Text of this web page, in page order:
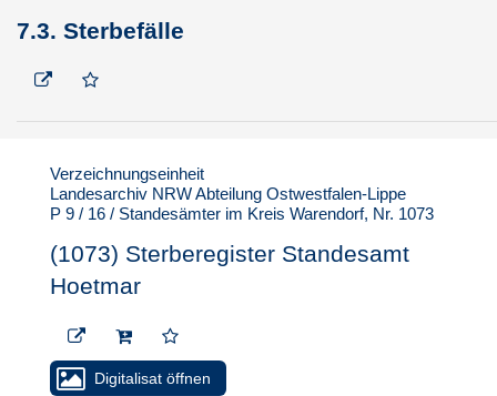
P 9 / 3 / Standesamt Stadt Bocholt
P 9 / 6 / Standesämter im Kreis
Coesfeld
P 9 / 7 / Standesämter in der Stadt
P 9 / 9 / Standesämter im Kreis
P 9 / 10 / Standesamt Münster-Stadt
7.3. Sterbefälle
Verzeichnungseinheit
Landesarchiv NRW Abteilung Ostwestfalen-Lippe
P 9 / 16 / Standesämter im Kreis Warendorf, Nr. 1073
(1073) Sterberegister Standesamt
Hoetmar
Digitalisat öffnen